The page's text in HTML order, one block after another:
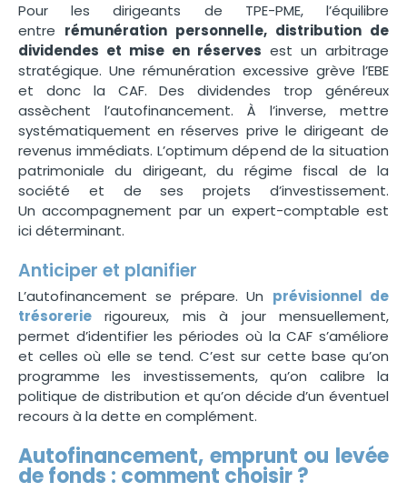
Pour les dirigeants de TPE-PME, l’équilibre
entre rémunération personnelle, distribution de
dividendes et mise en réserves est un arbitrage
stratégique. Une rémunération excessive grève l’EBE
et donc la CAF. Des dividendes trop généreux
assèchent l’autofinancement. À l’inverse, mettre
systématiquement en réserves prive le dirigeant de
revenus immédiats. L’optimum dépend de la situation
patrimoniale du dirigeant, du régime fiscal de la
société et de ses projets d’investissement.
Un accompagnement par un expert-comptable est
ici déterminant.
Anticiper et planifier
L’autofinancement se prépare. Un prévisionnel de
trésorerie rigoureux, mis à jour mensuellement,
permet d’identifier les périodes où la CAF s’améliore
et celles où elle se tend. C’est sur cette base qu’on
programme les investissements, qu’on calibre la
politique de distribution et qu’on décide d’un éventuel
recours à la dette en complément.
Autofinancement, emprunt ou levée
de fonds : comment choisir ?